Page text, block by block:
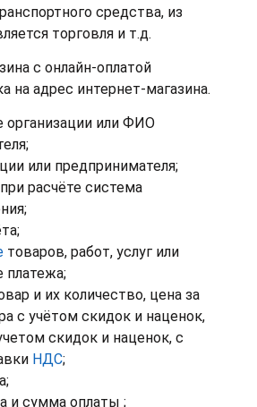
средства, из
торговля и т.д.
с онлайн-оплатой
на адрес интернет-магазина.
организации или ФИО
или предпринимателя;
расчёте система
товаров, работ, услуг или
платежа;
и их количество, цена за
с учётом скидок и наценок,
скидок и наценок, с
НДС;
и сумма оплаты ;